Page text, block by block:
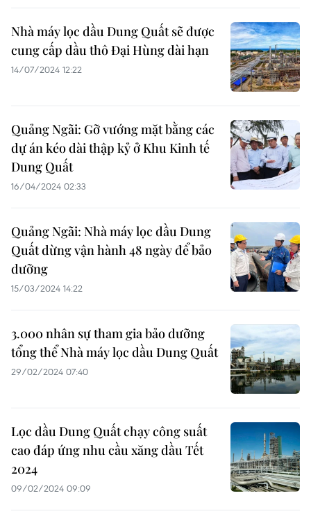
Nhà máy lọc dầu Dung Quất sẽ được
cung cấp dầu thô Đại Hùng dài hạn
14/07/2024 12:22
Quảng Ngãi: Gỡ vướng mặt bằng các
dự án kéo dài thập kỷ ở Khu Kinh tế
Dung Quất
16/04/2024 02:33
Quảng Ngãi: Nhà máy lọc dầu Dung
Quất dừng vận hành 48 ngày để bảo
dưỡng
15/03/2024 14:22
3.000 nhân sự tham gia bảo dưỡng
tổng thể Nhà máy lọc dầu Dung Quất
29/02/2024 07:40
Lọc dầu Dung Quất chạy công suất
cao đáp ứng nhu cầu xăng dầu Tết
2024
09/02/2024 09:09